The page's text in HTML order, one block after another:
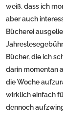
weiß, dass ich
aber auch
Bücherei
Bücher, die ich
darin momentan
die Woche
wirklich einfach
dennoch